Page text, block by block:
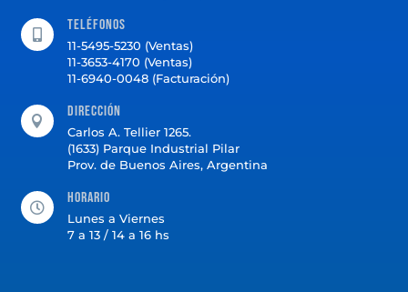
Teléfonos
11-5495-5230 (Ventas)
11-3653-4170 (Ventas)
11-6940-0048 (Facturación)

Dirección
Carlos A. Tellier 1265.
(1633) Parque Industrial Pilar
Prov. de Buenos Aires, Argentina

Horario
Lunes a Viernes
7 a 13 / 14 a 16 hs